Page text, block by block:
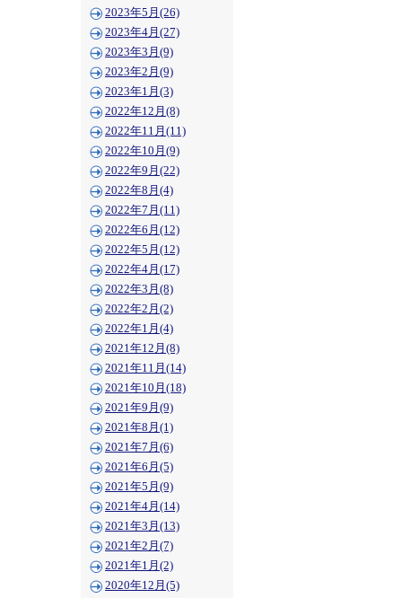
2023年5月(26)
2023年4月(27)
2023年3月(9)
2023年2月(9)
2023年1月(3)
2022年12月(8)
2022年11月(11)
2022年10月(9)
2022年9月(22)
2022年8月(4)
2022年7月(11)
2022年6月(12)
2022年5月(12)
2022年4月(17)
2022年3月(8)
2022年2月(2)
2022年1月(4)
2021年12月(8)
2021年11月(14)
2021年10月(18)
2021年9月(9)
2021年8月(1)
2021年7月(6)
2021年6月(5)
2021年5月(9)
2021年4月(14)
2021年3月(13)
2021年2月(7)
2021年1月(2)
2020年12月(5)